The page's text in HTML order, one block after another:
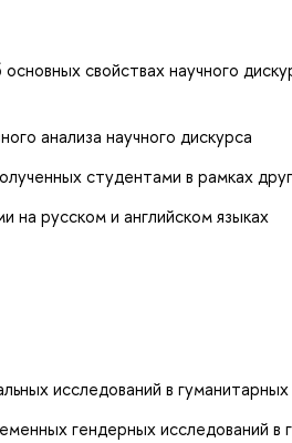
свойствах научного
анализа научного дискурса
студентами в рамках
на русском и английском языках
исследований в
гендерных исследований в